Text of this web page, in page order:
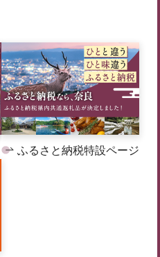
ふるさと納税特設ページ